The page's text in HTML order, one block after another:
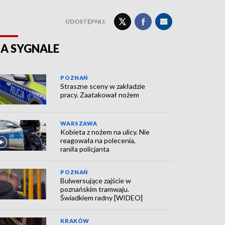
UDOSTĘPNIJ:
SYGNALE
POZNAŃ
Straszne sceny w zakładzie
pracy. Zaatakował nożem
WARSZAWA
Kobieta z nożem na ulicy. Nie
reagowała na polecenia,
raniła policjanta
POZNAŃ
Bulwersujące zajście w
poznańskim tramwaju.
Świadkiem radny [WIDEO]
KRAKÓW